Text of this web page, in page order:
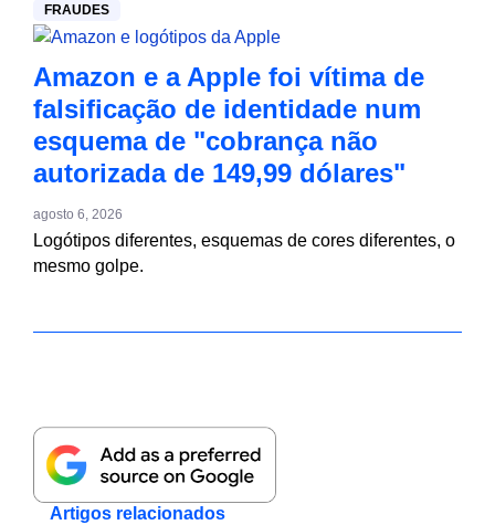
FRAUDES
Amazon e a Apple foi vítima de
falsificação de identidade num
esquema de "cobrança não
autorizada de 149,99 dólares"
agosto 6, 2026
Logótipos diferentes, esquemas de cores diferentes, o
mesmo golpe.
Artigos relacionados